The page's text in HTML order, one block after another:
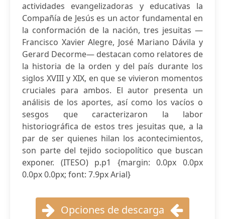
actividades evangelizadoras y educativas la
Compañía de Jesús es un actor fundamental en
la conformación de la nación, tres jesuitas —
Francisco Xavier Alegre, José Mariano Dávila y
Gerard Decorme— destacan como relatores de
la historia de la orden y del país durante los
siglos XVIII y XIX, en que se vivieron momentos
cruciales para ambos. El autor presenta un
análisis de los aportes, así como los vacíos o
sesgos que caracterizaron la labor
historiográfica de estos tres jesuitas que, a la
par de ser quienes hilan los acontecimientos,
son parte del tejido sociopolítico que buscan
exponer. (ITESO) p.p1 {margin: 0.0px 0.0px
0.0px 0.0px; font: 7.9px Arial}
Opciones de descarga